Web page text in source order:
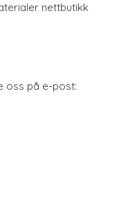
nettbutikk
oss på e-post: